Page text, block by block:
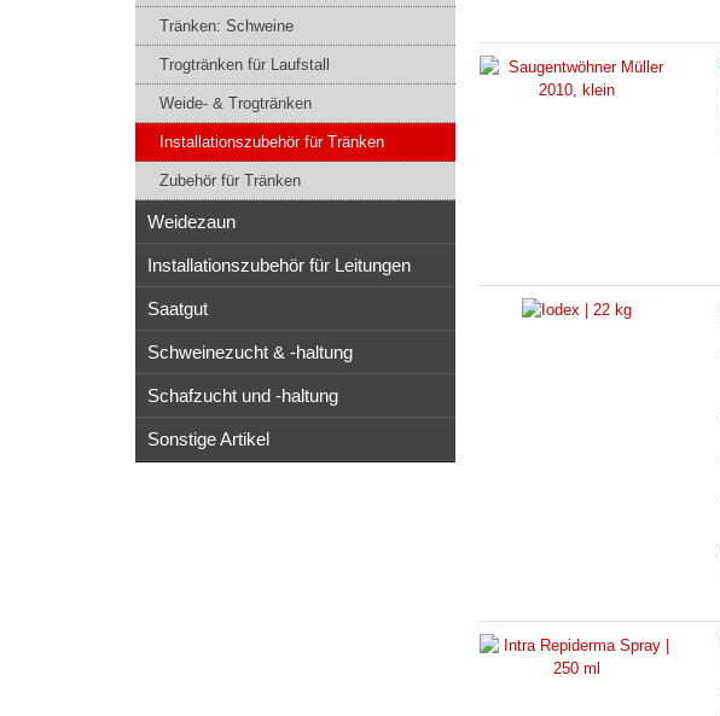
Tränken: Schweine
Trogtränken für Laufstall
Weide- & Trogtränken
Installationszubehör für Tränken
Zubehör für Tränken
Weidezaun
Installationszubehör für Leitungen
Saatgut
Schweinezucht & -haltung
Schafzucht und -haltung
Sonstige Artikel